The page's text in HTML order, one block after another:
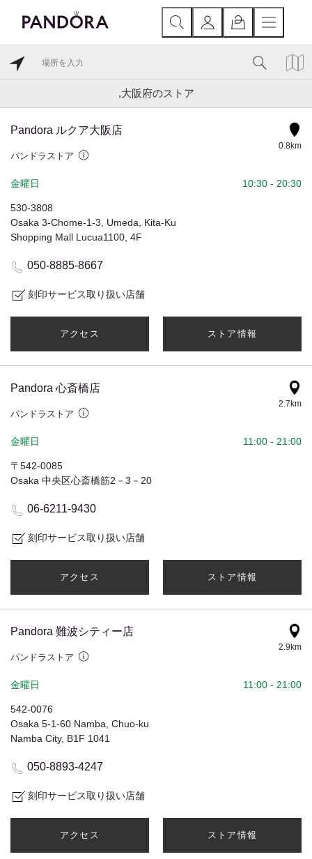
,大阪府のストア
Pandora ルクア大阪店
パンドラストア
金曜日 10:30 - 20:30
0.8km
530-3808
Osaka 3-Chome-1-3, Umeda, Kita-Ku
Shopping Mall Lucua1100, 4F
050-8885-8667
刻印サービス取り扱い店舗
アクセス ストア情報
Pandora 心斎橋店
パンドラストア
金曜日 11:00 - 21:00
2.7km
〒542-0085
Osaka 中央区心斎橋筋2－3－20
06-6211-9430
刻印サービス取り扱い店舗
アクセス ストア情報
Pandora 難波シティー店
パンドラストア
金曜日 11:00 - 21:00
2.9km
542-0076
Osaka 5-1-60 Namba, Chuo-ku
Namba City, B1F 1041
050-8893-4247
刻印サービス取り扱い店舗
アクセス ストア情報